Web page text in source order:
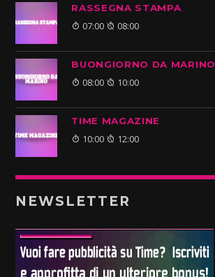
RASSEGNA STAMPA
07:00 08:00
BUONGIORNO DA MARINO
08:00 10:00
TIME MAGAZINE
10:00 12:00
NEWSLETTER